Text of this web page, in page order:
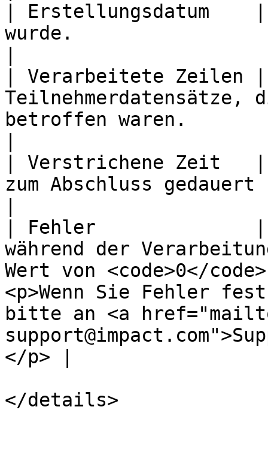
| Erstellungsdatum    |
wurde.
| Verarbeitete Zeilen |
Teilnehmerdatensätze,
betroffen waren.
| Verstrichene Zeit   |
zum Abschluss
| Fehler              |
während der
Wert von <code>0</
<p>Wenn Sie Fehler
bitte an <a
</p> |
</details>